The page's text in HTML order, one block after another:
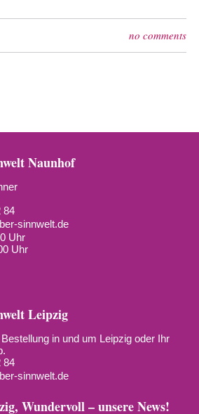
no comments
Naunhof
84
sinnwelt.de
Uhr
Uhr
Leipzig
in und um Leipzig oder Ihr
84
sinnwelt.de
Wundervoll – unsere News!